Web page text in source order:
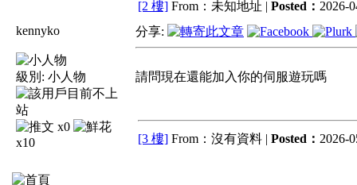
[2 樓] From：未知地址 | Posted： 2026-
kennyko
級別: 小人物
x0
x10
分享:
請問現在還能加入你的伺服遊玩嗎
[3 樓] From：沒有資料 | Posted： 2026-